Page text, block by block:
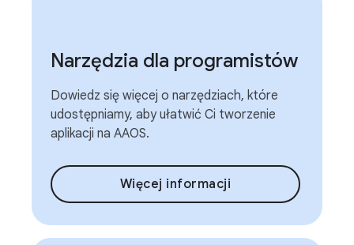
Narzędzia dla programistów
Dowiedz się więcej o narzędziach, które
udostępniamy, aby ułatwić Ci tworzenie
aplikacji na AAOS.
Więcej informacji